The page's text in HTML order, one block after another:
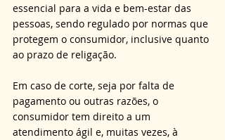
essencial para a vida e bem-estar das
pessoas, sendo regulado por normas que
protegem o consumidor, inclusive quanto
ao prazo de religação.
Em caso de corte, seja por falta de
pagamento ou outras razões, o
consumidor tem direito a um
atendimento ágil e, muitas vezes, à